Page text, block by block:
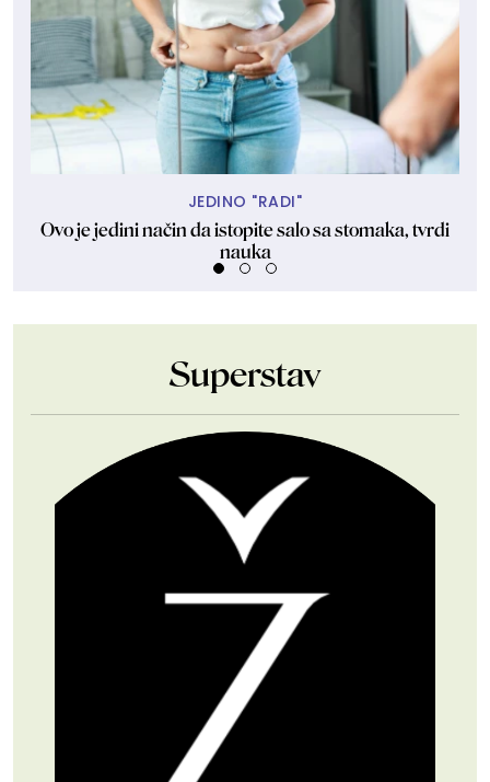
JEDINO "RADI"
Ovo je jedini način da istopite salo sa stomaka, tvrdi
nauka
Superstav